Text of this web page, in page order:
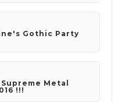
Gothic Party
Metal
!!!